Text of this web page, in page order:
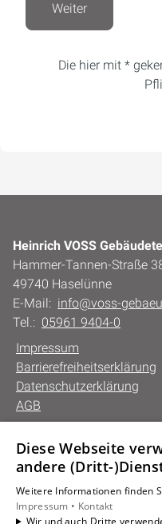
Weiter
Die hier mit *
Heinrich VOSS
Hammer-Tannen-Straße
49740 Haselünne
E-Mail: info@voss-
Tel.: 05961 9404-0
Impressum
Barrierefreiheitserklärung
Datenschutzerklärung
AGB
Unsere Bereiche
Gewerbekunden
Karriere
Diese Webseite
andere (Dritt-
Weitere Informationen finden
Impressum • Kontakt
Wir und auch Dritte